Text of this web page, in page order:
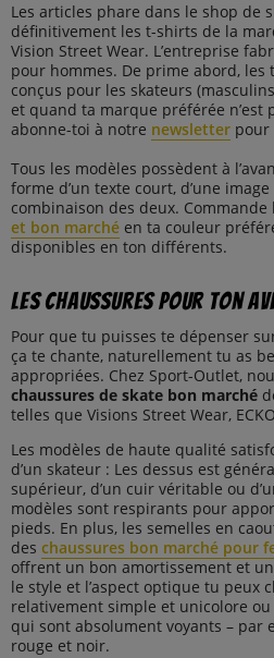
Les articles phare dans le shop de
définitivement les t-shirts de la
Vision Street Wear. L’entreprise
pour hommes. De prime abord, les
conçus pour les skateurs
et quand ta marque préférée
abonne-toi à notre newsletter pour
Tous les modèles possèdent à
forme d’un texte court, d’une
combinaison des deux. Commande
et bon marché en ta couleur
disponibles en ton différents.
Les chaussures pour ton
Pour que tu puisses te dépenser
ça te chante, naturellement tu as
appropriées. Chez Sport-Outlet,
chaussures de skate bon marché
telles que Visions Street Wear,
Les modèles de haute qualité
d’un skateur : Les dessus est
supérieur, d’un cuir véritable ou
modèles sont respirants pour
pieds. En plus, les semelles en
des chaussures bon marché pour
offrent un bon amortissement et
le style et l’aspect optique tu peux
relativement simple et unicolore
qui sont absolument voyants – par
rouge et noir.